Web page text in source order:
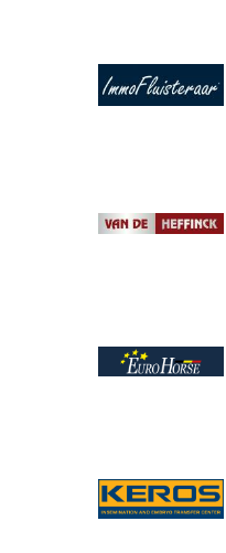
Afbeelding
Afbeelding
Afbeelding
Afbeelding